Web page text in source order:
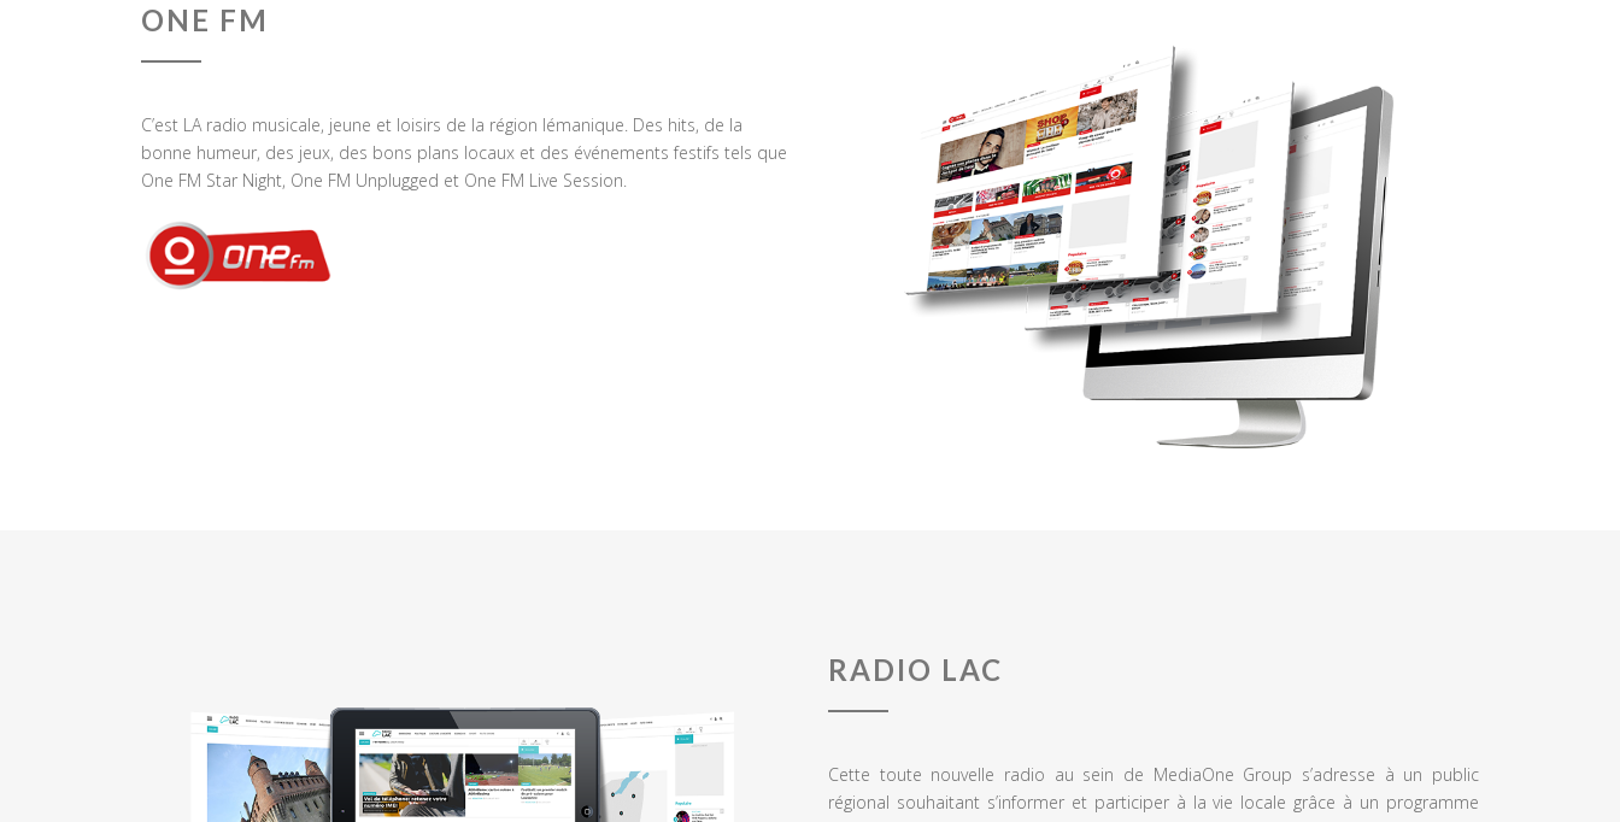
ONE FM
C’est LA radio musicale, jeune et loisirs de la région lémanique. Des hits, de la
bonne humeur, des jeux, des bons plans locaux et des événements festifs tels que
One FM Star Night, One FM Unplugged et One FM Live Session.
RADIO LAC
Cette toute nouvelle radio au sein de MediaOne Group s’adresse à un public
régional souhaitant s’informer et participer à la vie locale grâce à un programme